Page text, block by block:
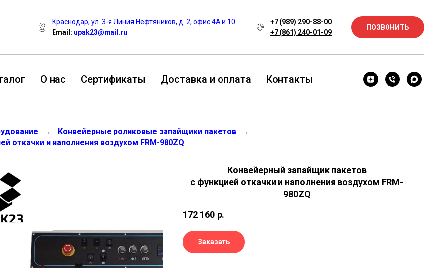
Краснодар, ул. 3-я Линия Нефтяников, д. 2, офис 4А и 10
Email: upak23@mail.ru
+7 (989) 290-88-00
+7 (861) 240-01-09
ПОЗВОНИТЬ
О нас Сертификаты Доставка и оплата Контакты
→ Конвейерные роликовые запайщики пакетов
→
откачки и наполнения воздухом FRM-980ZQ
Конвейерный запайщик пакетов
с функцией откачки и наполнения воздухом FRM-
980ZQ
172 160 р.
Заказать